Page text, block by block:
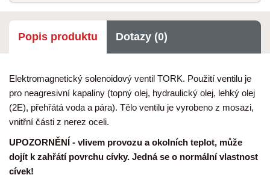
Popis produktu Dotazy (0)
Elektromagnetický solenoidový ventil TORK. Použití ventilu je
pro neagresivní kapaliny (topný olej, hydraulický olej, lehký olej
(2E), přehřátá voda a pára). Tělo ventilu je vyrobeno z mosazi,
vnitřní části z nerez oceli.
UPOZORNĚNÍ - vlivem provozu a okolních teplot, může
dojít k zahřátí povrchu cívky. Jedná se o normální vlastnost
cívek!